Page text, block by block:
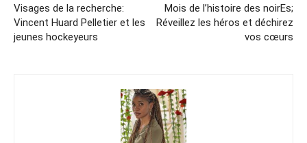
Visages de la recherche:
Vincent Huard Pelletier et les
jeunes hockeyeurs
Mois de l’histoire des noirEs;
Réveillez les héros et déchirez
vos cœurs